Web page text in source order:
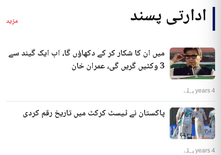
ادارتی پسند مزید
میں ان کا شکار کر کے دکھاؤں گا، اب ایک گیند سے
3 وکٹیں گریں گی، عمران خان
4 years پہلے
پاکستان نے ٹیسٹ کرکٹ میں تاریخ رقم کردی
4 years پہلے